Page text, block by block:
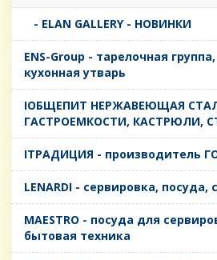
- ELAN GALLERY - НОВИНКИ
ENS-Group - тарелочная
кухонная утварь
IОБЩЕПИТ НЕРЖАВЕЮЩАЯ
ГАСТРОЕМКОСТИ, КАСТРЮЛИ,
IТРАДИЦИЯ - производитель
LENARDI - сервировка, посуда,
MAESTRO - посуда для
бытовая техника